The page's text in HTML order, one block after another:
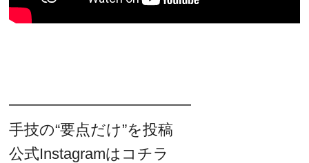
━━━━━━━━━━━━
手技の“要点だけ”を投稿
公式Instagramはコチラ